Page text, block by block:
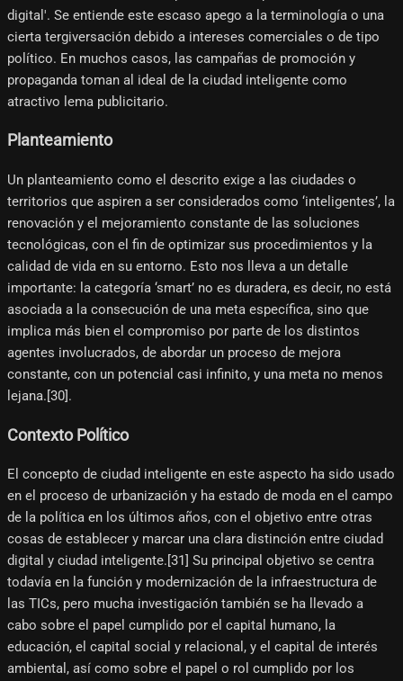
digital'. Se entiende este escaso apego a la terminología o una
cierta tergiversación debido a intereses comerciales o de tipo
político. En muchos casos, las campañas de promoción y
propaganda toman al ideal de la ciudad inteligente como
atractivo lema publicitario.
Planteamiento
Un planteamiento como el descrito exige a las ciudades o
territorios que aspiren a ser considerados como ‘inteligentes’, la
renovación y el mejoramiento constante de las soluciones
tecnológicas, con el fin de optimizar sus procedimientos y la
calidad de vida en su entorno. Esto nos lleva a un detalle
importante: la categoría ‘smart’ no es duradera, es decir, no está
asociada a la consecución de una meta específica, sino que
implica más bien el compromiso por parte de los distintos
agentes involucrados, de abordar un proceso de mejora
constante, con un potencial casi infinito, y una meta no menos
lejana.[30]​.
Contexto Político
El concepto de ciudad inteligente en este aspecto ha sido usado
en el proceso de urbanización y ha estado de moda en el campo
de la política en los últimos años, con el objetivo entre otras
cosas de establecer y marcar una clara distinción entre ciudad
digital y ciudad inteligente.[31]​ Su principal objetivo se centra
todavía en la función y modernización de la infraestructura de
las TICs, pero mucha investigación también se ha llevado a
cabo sobre el papel cumplido por el capital humano, la
educación, el capital social y relacional, y el capital de interés
ambiental, así como sobre el papel o rol cumplido por los